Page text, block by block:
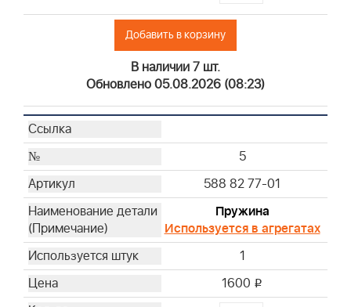
Добавить в корзину
В наличии 7 шт.
Обновлено 05.08.2026 (08:23)
5
588 82 77-01
Пружина
Используется в агрегатах
1
1600 i